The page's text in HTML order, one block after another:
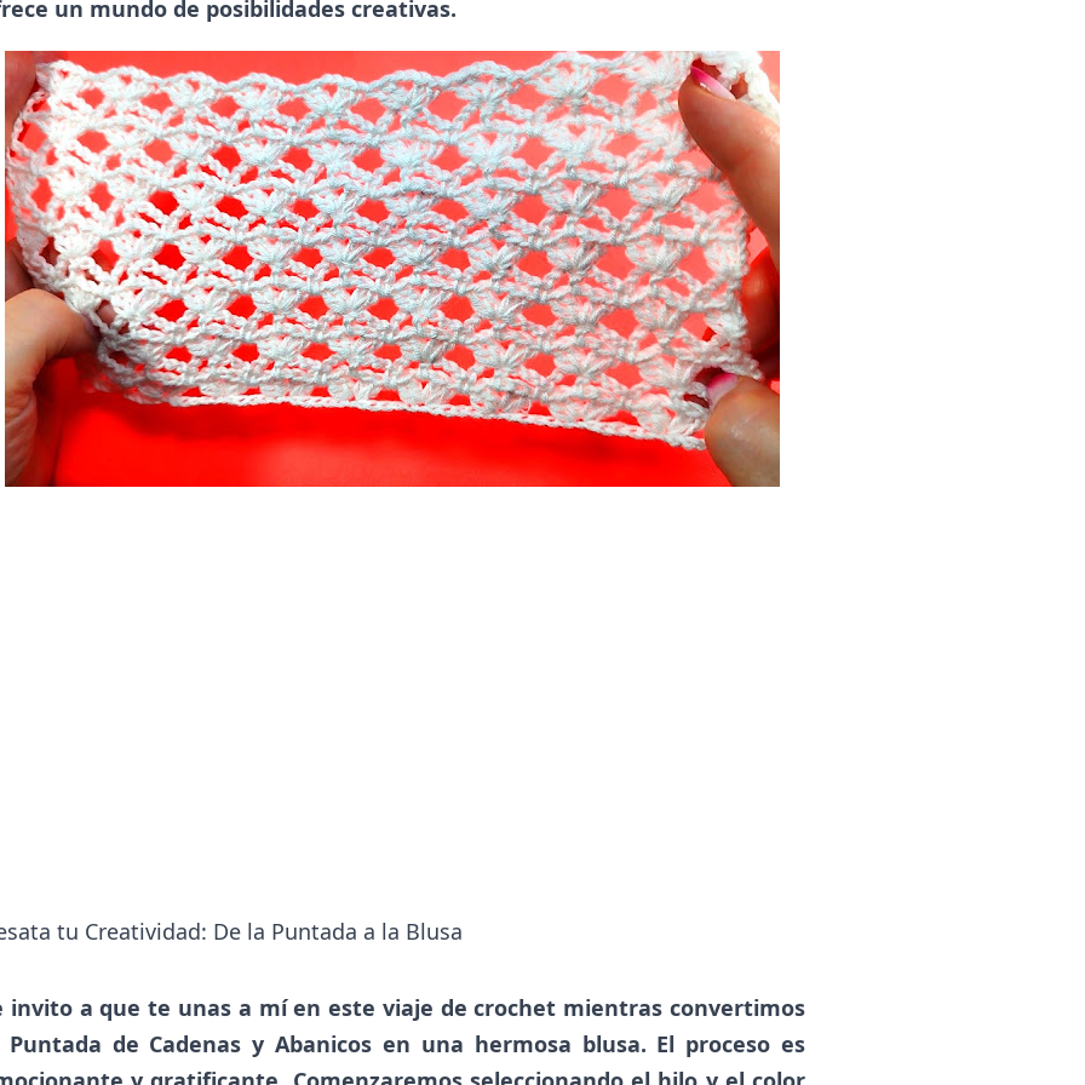
un mundo de posibilidades creativas.
tu Creatividad: De la Puntada a la Blusa
invito a que te unas a mí en este viaje de crochet mientras convertimos
Puntada de Cadenas y Abanicos en una hermosa blusa. El proceso es